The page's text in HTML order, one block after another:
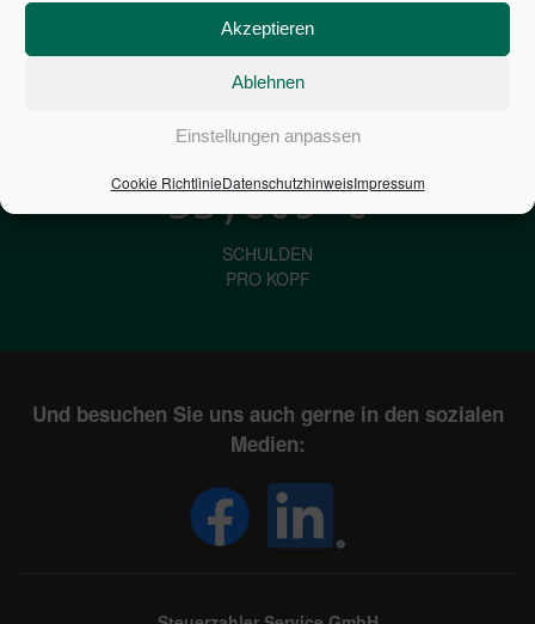
Akzeptieren
Ablehnen
Einstellungen anpassen
Cookie RichtlinieDatenschutzhinweisImpressum
2,805,299,435,069
STAATSVERSCHULDUNG
33,609€
SCHULDEN
PRO KOPF
Und besuchen Sie uns auch gerne in den sozialen
Medien: